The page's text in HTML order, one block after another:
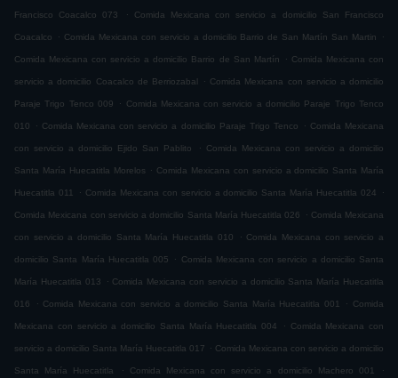
Francisco Coacalco 073 . Comida Mexicana con servicio a domicilio San Francisco
Coacalco . Comida Mexicana con servicio a domicilio Barrio de San Martín San Martin .
Comida Mexicana con servicio a domicilio Barrio de San Martín . Comida Mexicana con
servicio a domicilio Coacalco de Berriozabal . Comida Mexicana con servicio a domicilio
Paraje Trigo Tenco 009 . Comida Mexicana con servicio a domicilio Paraje Trigo Tenco
010 . Comida Mexicana con servicio a domicilio Paraje Trigo Tenco . Comida Mexicana
con servicio a domicilio Ejido San Pablito . Comida Mexicana con servicio a domicilio
Santa María Huecatitla Morelos . Comida Mexicana con servicio a domicilio Santa María
Huecatitla 011 . Comida Mexicana con servicio a domicilio Santa María Huecatitla 024 .
Comida Mexicana con servicio a domicilio Santa María Huecatitla 026 . Comida Mexicana
con servicio a domicilio Santa María Huecatitla 010 . Comida Mexicana con servicio a
domicilio Santa María Huecatitla 005 . Comida Mexicana con servicio a domicilio Santa
María Huecatitla 013 . Comida Mexicana con servicio a domicilio Santa María Huecatitla
016 . Comida Mexicana con servicio a domicilio Santa María Huecatitla 001 . Comida
Mexicana con servicio a domicilio Santa María Huecatitla 004 . Comida Mexicana con
servicio a domicilio Santa María Huecatitla 017 . Comida Mexicana con servicio a domicilio
Santa María Huecatitla . Comida Mexicana con servicio a domicilio Machero 001 .